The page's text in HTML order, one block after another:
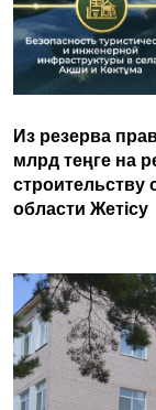
Из резерва
млрд теңге на
области Жетісу